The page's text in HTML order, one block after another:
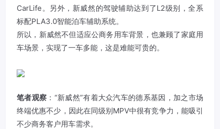
CarLife。另外，新威然的驾驶辅助达到了L2级别，全系
标配PLA3.0智能泊车辅助系统。
所以，新威然不但适应公商务用车背景，也兼顾了家庭用
车场景，实现了一车多能，这是难能可贵的。
笔者观察 ：“新威然”有着大众汽车的德系基因，加之市场
终端优惠不少，因此在同级别MPV中很有竞争力，能吸引
不少商务客户用车需求。